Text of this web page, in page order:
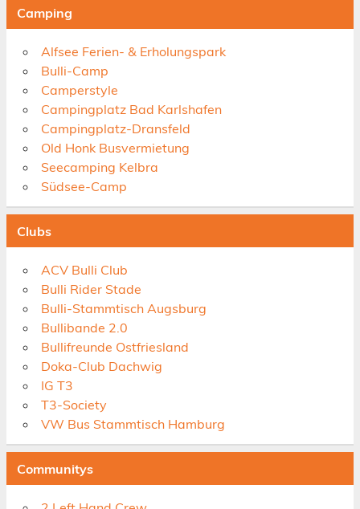
Camping
Alfsee Ferien- & Erholungspark
Bulli-Camp
Camperstyle
Campingplatz Bad Karlshafen
Campingplatz-Dransfeld
Old Honk Busvermietung
Seecamping Kelbra
Südsee-Camp
Clubs
ACV Bulli Club
Bulli Rider Stade
Bulli-Stammtisch Augsburg
Bullibande 2.0
Bullifreunde Ostfriesland
Doka-Club Dachwig
IG T3
T3-Society
VW Bus Stammtisch Hamburg
Communitys